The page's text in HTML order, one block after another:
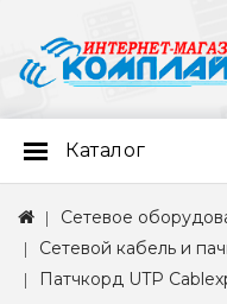
Каталог
Сетевое
Сетевой кабель и
Патчкорд UTP